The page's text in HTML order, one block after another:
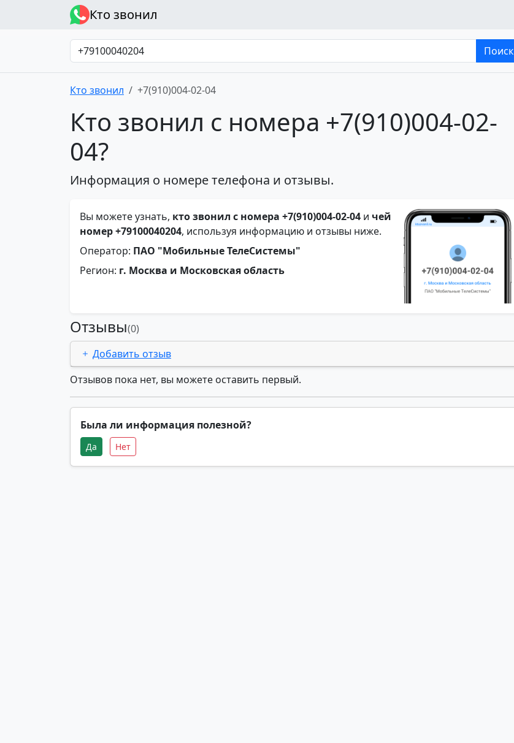
Кто звонил
Поиск
Кто звонил +7(910)004-02-04
Кто звонил с номера +7(910)004-02-
04?
Информация о номере телефона и отзывы.
Вы можете узнать, кто звонил с номера +7(910)004-02-04 и чей
номер +79100040204, используя информацию и отзывы ниже.
Оператор: ПАО "Мобильные ТелеСистемы"
Регион: г. Москва и Московская область
Отзывы(0)
Добавить отзыв
Отзывов пока нет, вы можете оставить первый.
Была ли информация полезной?
Да Нет